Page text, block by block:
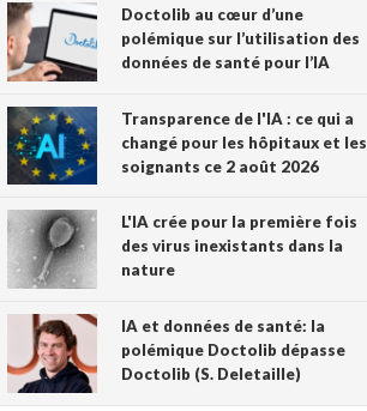
IA et prévention : une nouvelle génération de
check-up médicaux arrive
24 juillet 2026 - 09:14
France: le Parlement interdit les réseaux
sociaux aux moins de 15 ans, première en
Europe
L'Ares finance un projet d'IA pour renforcer le
diagnostic de la malaria en RDC
17 juillet 2026 - 14:55
Une box connectée belge pour simplifier le
travail des soignants
15 juillet 2026 - 11:24
Doctolib au cœur d’une
polémique sur l’utilisation des
données de santé pour l’IA
Transparence de l'IA : ce qui a
changé pour les hôpitaux et les
soignants ce 2 août 2026
L'IA crée pour la première fois
des virus inexistants dans la
nature
IA et données de santé: la
polémique Doctolib dépasse
Doctolib (S. Deletaille)